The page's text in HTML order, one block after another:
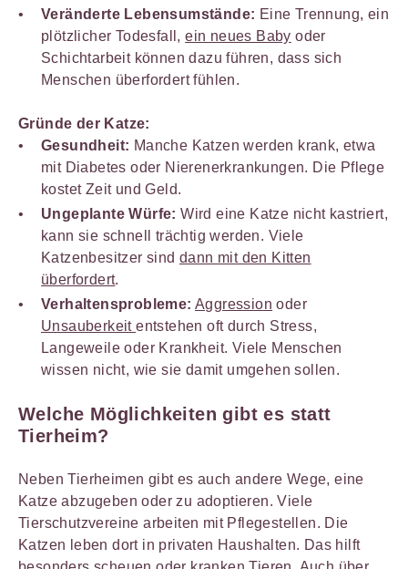
Veränderte Lebensumstände: Eine Trennung, ein
plötzlicher Todesfall,ein neues Baby oder
Schichtarbeit können dazu führen, dass sich
Menschen überfordert fühlen.
Gründe der Katze:
Gesundheit: Manche Katzen werden krank, etwa
mit Diabetes oder Nierenerkrankungen. Die Pflege
kostet Zeit und Geld.
Ungeplante Würfe: Wird eine Katze nicht kastriert,
kann sie schnell trächtig werden. Viele
Katzenbesitzer sind dann mit den Kitten
überfordert.
Verhaltensprobleme: Aggression oder
Unsauberkeitentstehen oft durch Stress,
Langeweile oder Krankheit. Viele Menschen
wissen nicht, wie sie damit umgehen sollen.
Welche Möglichkeiten gibt es statt
Tierheim?
Neben Tierheimen gibt es auch andere Wege, eine
Katze abzugeben oder zu adoptieren. Viele
Tierschutzvereine arbeiten mit Pflegestellen. Die
Katzen leben dort in privaten Haushalten. Das hilft